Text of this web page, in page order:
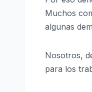
Muchos
algunas
Nosotros,
para los